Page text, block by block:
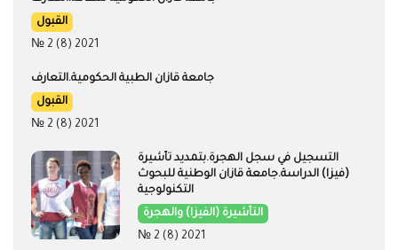
القبول
№ 2 (8) 2021
جامعة قازان الطبية الحكومية.التعارف
القبول
№ 2 (8) 2021
التسجيل في سجل الهجرة.بتمديد تأشيرة
(فيزا) الدراسة​​​​​​​.جامعة قازان الوطنية للبحوث
التكنولوجية
التأشيرة (الفيزا) والهجرة
№ 2 (8) 2021